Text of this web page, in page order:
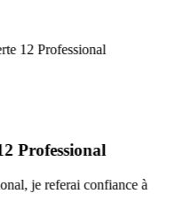
12 Professional
Professional
je referai confiance à